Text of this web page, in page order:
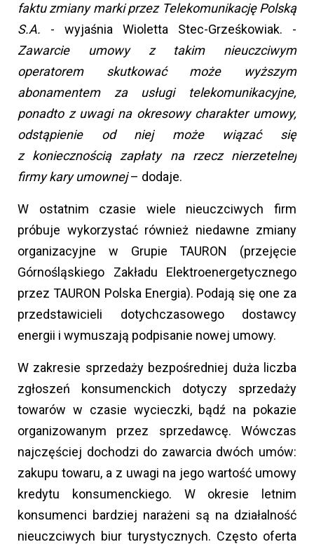
faktu zmiany marki przez Telekomunikację Polską
S.A. - wyjaśnia Wioletta Stec-Grześkowiak. -
Zawarcie umowy z takim nieuczciwym
operatorem skutkować może wyższym
abonamentem za usługi telekomunikacyjne,
ponadto z uwagi na okresowy charakter umowy,
odstąpienie od niej może wiązać się
z koniecznością zapłaty na rzecz nierzetelnej
firmy kary umownej– dodaje.
W ostatnim czasie wiele nieuczciwych firm
próbuje wykorzystać również niedawne zmiany
organizacyjne w Grupie TAURON (przejęcie
Górnośląskiego Zakładu Elektroenergetycznego
przez TAURON Polska Energia). Podają się one za
przedstawicieli dotychczasowego dostawcy
energii i wymuszają podpisanie nowej umowy.
W zakresie sprzedaży bezpośredniej duża liczba
zgłoszeń konsumenckich dotyczy sprzedaży
towarów w czasie wycieczki, bądź na pokazie
organizowanym przez sprzedawcę. Wówczas
najczęściej dochodzi do zawarcia dwóch umów:
zakupu towaru, a z uwagi na jego wartość umowy
kredytu konsumenckiego. W okresie letnim
konsumenci bardziej narażeni są na działalność
nieuczciwych biur turystycznych. Często oferta